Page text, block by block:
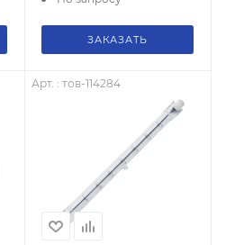
ЗАКАЗАТЬ
Арт. : тов-114284